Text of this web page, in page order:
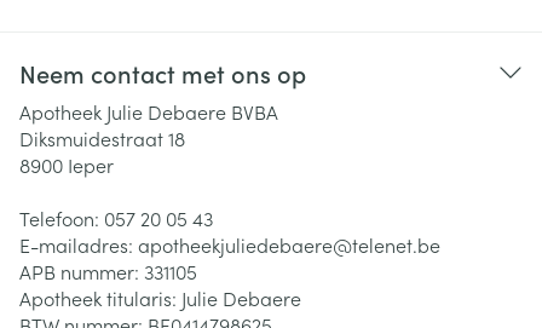
Neem contact met ons op
Apotheek Julie Debaere BVBA
Diksmuidestraat 18
8900 Ieper
Telefoon: 057 20 05 43
E-mailadres: apotheekjuliedebaere@telenet.be
APB nummer: 331105
Apotheek titularis: Julie Debaere